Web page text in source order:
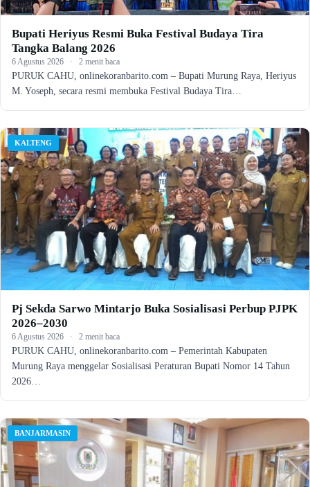
Bupati Heriyus Resmi Buka Festival Budaya Tira
Tangka Balang 2026
6 Agustus 2026 · 2 menit baca
PURUK CAHU, onlinekoranbarito.com – Bupati Murung Raya, Heriyus
M. Yoseph, secara resmi membuka Festival Budaya Tira…
KALTENG
Pj Sekda Sarwo Mintarjo Buka Sosialisasi Perbup PJPK
2026–2030
6 Agustus 2026 · 2 menit baca
PURUK CAHU, onlinekoranbarito.com – Pemerintah Kabupaten
Murung Raya menggelar Sosialisasi Peraturan Bupati Nomor 14 Tahun
2026…
BANJARMASIN